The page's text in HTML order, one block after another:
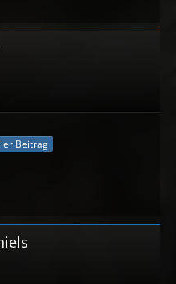
Beitrag